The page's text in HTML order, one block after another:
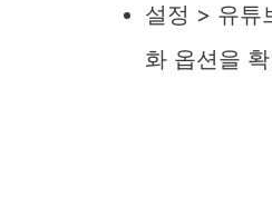
설정 > 유튜
화 옵션을